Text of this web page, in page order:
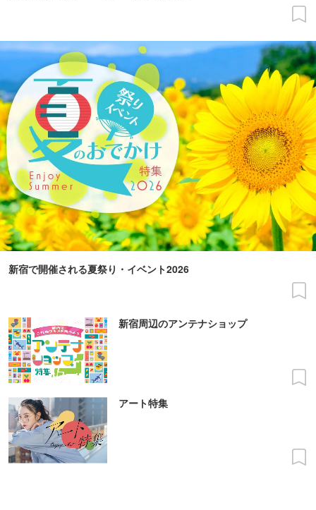
新宿で開催される夏祭り・イベント2026
新宿周辺のアンテナショップ
アート特集